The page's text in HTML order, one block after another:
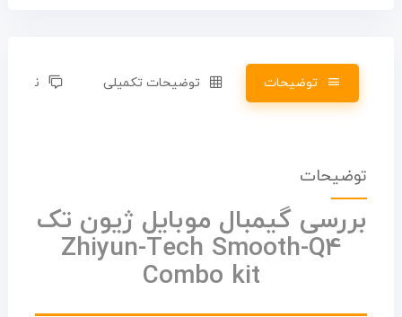
توضیحات توضیحات تکمیلی نظرات (0)
توضیحات
بررسی گیمبال موبایل ژیون تک
Zhiyun-Tech Smooth-Q4
Combo kit